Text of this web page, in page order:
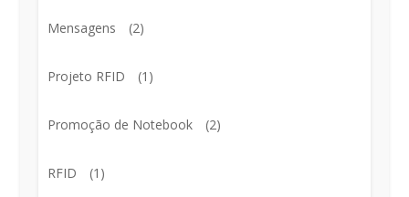
Mensagens (2)
Projeto RFID (1)
Promoção de Notebook (2)
RFID (1)